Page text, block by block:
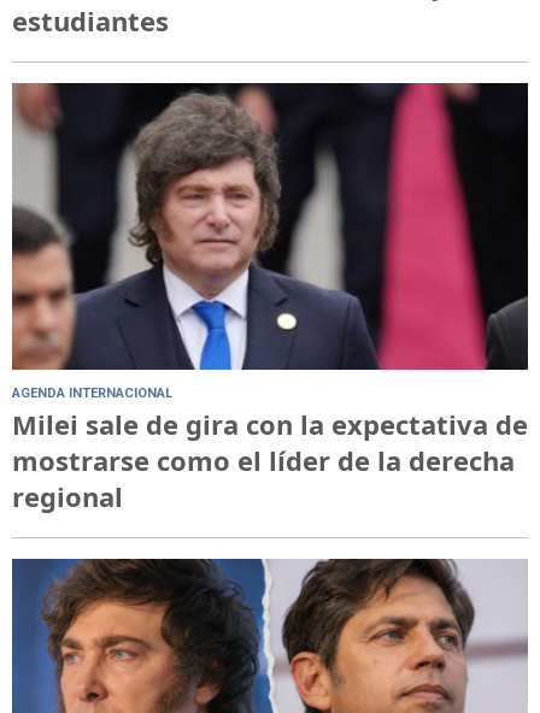
estudiantes
AGENDA INTERNACIONAL
Milei sale de gira con la expectativa de
mostrarse como el líder de la derecha
regional